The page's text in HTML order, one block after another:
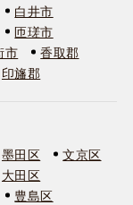
白井市
匝瑳市
市
香取郡
印旛郡
墨田区
文京区
大田区
豊島区